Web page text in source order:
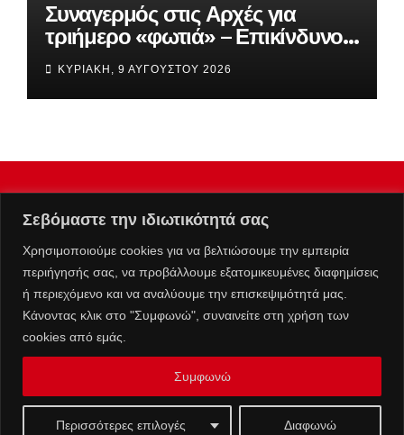
Σεβόμαστε την ιδιωτικότητά σας
Χρησιμοποιούμε cookies για να βελτιώσουμε την εμπειρία
περιήγησής σας, να προβάλλουμε εξατομικευμένες διαφημίσεις
ή περιεχόμενο και να αναλύουμε την επισκεψιμότητά μας.
Κάνοντας κλικ στο "Συμφωνώ", συναινείτε στη χρήση των
cookies από εμάς.
Περισσότερες επιλογές Διαφωνώ
Συμφωνώ
Συναγερμός στις Αρχές για
τριήμερο «φωτιά» – Επικίνδυνο
«κοκτέιλ» βοριάδων και υψηλών
θερμοκρασιών
ΚΥΡΙΑΚΉ, 9 ΑΥΓΟΎΣΤΟΥ 2026
info@kolafos.gr
Ταυτότητα Πολιτική Απορρήτου Όροι Χρήσης